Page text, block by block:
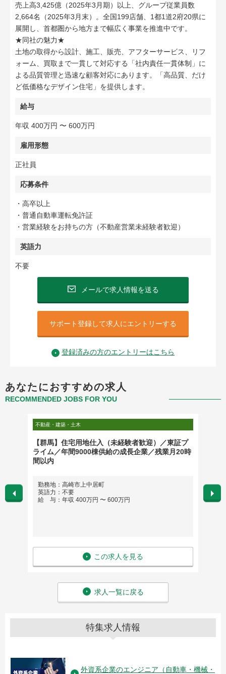
売上高3,425億（2025年3月期）以上、グループ従業員数
2,664名（2025年3月末）。全国199店舗、1都1道2府20県に
展開し、首都圏から地方まで幅広く事業を推進中です。
★同社の魅力★
土地の取得から設計、施工、販売、アフターサービス、リフ
ォーム、買取まで一貫して対応する「社内責任一貫体制」に
よる品質管理と迅速な顧客対応にあります。「高品質、だけ
ど低価格なデザイン住宅」を提供します。
給与
年収 400万円 〜 600万円
雇用形態
正社員
応募条件
・高卒以上
・普通自動車運転免許証
・営業経験をお持ちの方（不動産営業未経験者歓迎）
英語力
不要
メールで求人情報を送る
サポート登録して求人にエントリーする
登録済みの方のエントリーはこちら
あなたにおすすめの求人
RECOMMENDED JOBS FOR YOU
不動産・建築・土木
【群馬】住宅用地仕入（未経験者歓迎）／東証プ
ライム／年間9000棟供給の成長企業／残業月20時
間以内
勤務地：高崎市上中居町
英語力：不要
給 与：年収 400万円 〜 600万円
この求人を見る
勤務
高崎
英語
求人一覧に戻る
特集求人情報
外資系企業のエンジニア（自動車・機械・